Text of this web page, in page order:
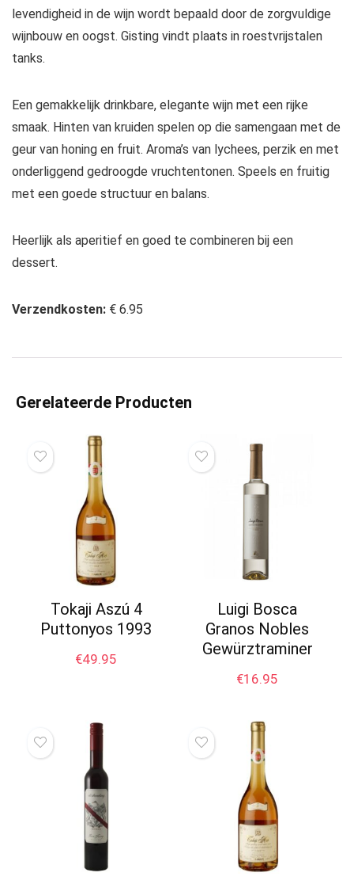
levendigheid in de wijn wordt bepaald door de zorgvuldige
wijnbouw en oogst. Gisting vindt plaats in roestvrijstalen
tanks.
Een gemakkelijk drinkbare, elegante wijn met een rijke
smaak. Hinten van kruiden spelen op die samengaan met de
geur van honing en fruit. Aroma’s van lychees, perzik en met
onderliggend gedroogde vruchtentonen. Speels en fruitig
met een goede structuur en balans.
Heerlijk als aperitief en goed te combineren bij een
dessert.
Verzendkosten: € 6.95
Gerelateerde Producten
Tokaji Aszú 4
Puttonyos 1993
€49.95
Luigi Bosca
Granos Nobles
Gewürztraminer
€16.95